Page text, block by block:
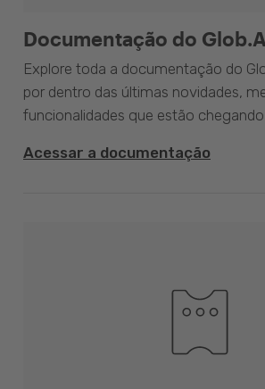
Documentação do
Explore toda a documentação do
por dentro das últimas novidades,
funcionalidades que estão
Acessar a documentação